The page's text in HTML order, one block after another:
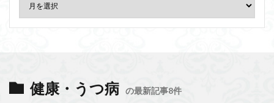
健康・うつ病 の最新記事8件